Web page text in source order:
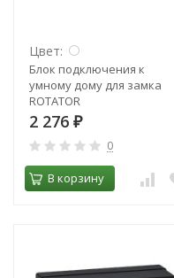
Цвет:
Блок подключения к
умному дому для замка
ROTATOR
2 276 ₽
0
В корзину